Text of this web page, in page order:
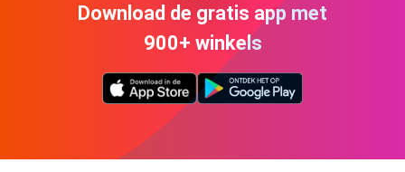
Download de gratis app met
900+ winkels